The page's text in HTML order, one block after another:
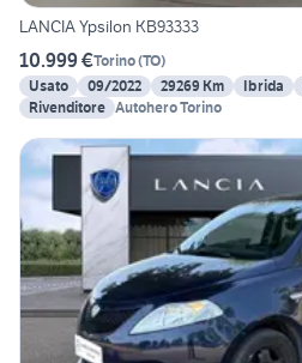
LANCIA Ypsilon KB93333
10.999 €Torino(TO)
Usato
09/2022 29269 Km Ibrida
Rivenditore Autohero Torino